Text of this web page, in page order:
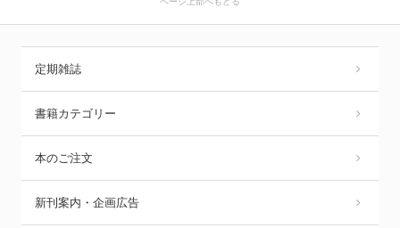
定期雑誌
書籍カテゴリー
本のご注文
新刊案内・企画広告